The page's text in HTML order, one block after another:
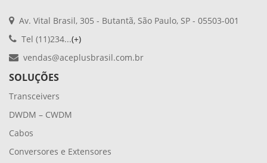
Av. Vital Brasil, 305 - Butantã, São Paulo, SP - 05503-001
Tel (11)234...(+)
vendas@aceplusbrasil.com.br
SOLUÇÕES
Transceivers
DWDM – CWDM
Cabos
Conversores e Extensores